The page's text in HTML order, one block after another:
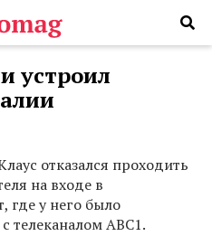
устроил
отказался проходить
на входе в
где у него было
телеканалом ABC1.